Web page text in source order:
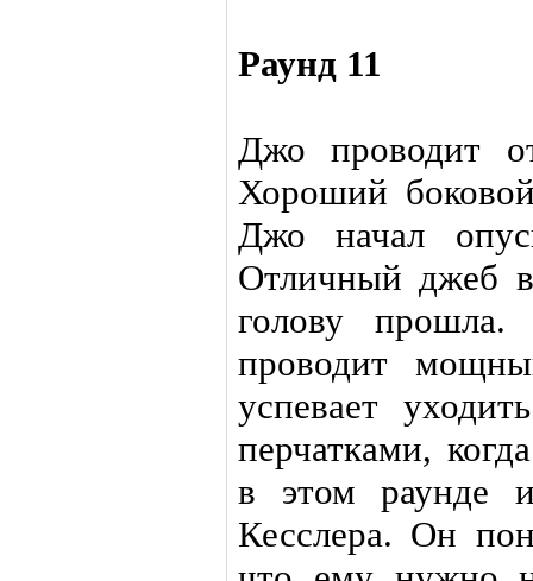
Раунд 11
Джо проводит
Хороший
Джо начал
Отличный джеб
голову
проводит
успевает
перчатками,
в этом раунде
Кесслера. Он